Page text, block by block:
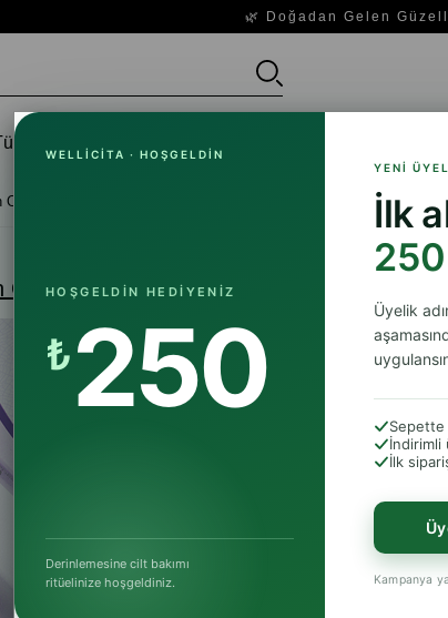
🌿 Doğadan Gelen
Ürünler
Onaylanan: En İyi Güneş Kremleri ile Cildinizi Koruyun
Onaylanan: En İyi Güneş Kremleri ile
WELLICITA · HOŞGELDIN
HOŞGELDIN HEDIYENIZ
₺250
Derinlemesine cilt bakımı
ritüelinize hoşgeldiniz.
YENI
İlk
Üyelik
Sepette
İlk
Kampanya